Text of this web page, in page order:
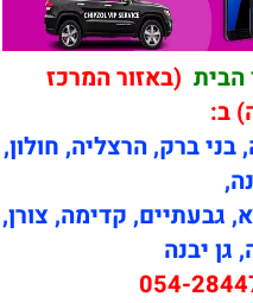
הבית (באזור המרכז
ב:
ברק, הרצליה, חולון,
גבעתיים, קדימה, צורן,
גן יבנה
054-